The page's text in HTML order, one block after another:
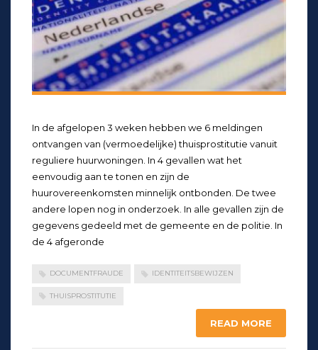
In de afgelopen 3 weken hebben we 6 meldingen
ontvangen van (vermoedelijke) thuisprostitutie vanuit
reguliere huurwoningen. In 4 gevallen wat het
eenvoudig aan te tonen en zijn de
huurovereenkomsten minnelijk ontbonden. De twee
andere lopen nog in onderzoek. In alle gevallen zijn de
gegevens gedeeld met de gemeente en de politie. In
de 4 afgeronde
DOCUMENTFRAUDE IDENTITEITSBEWIJZEN
THUISPROSTITUTIE
READ MORE